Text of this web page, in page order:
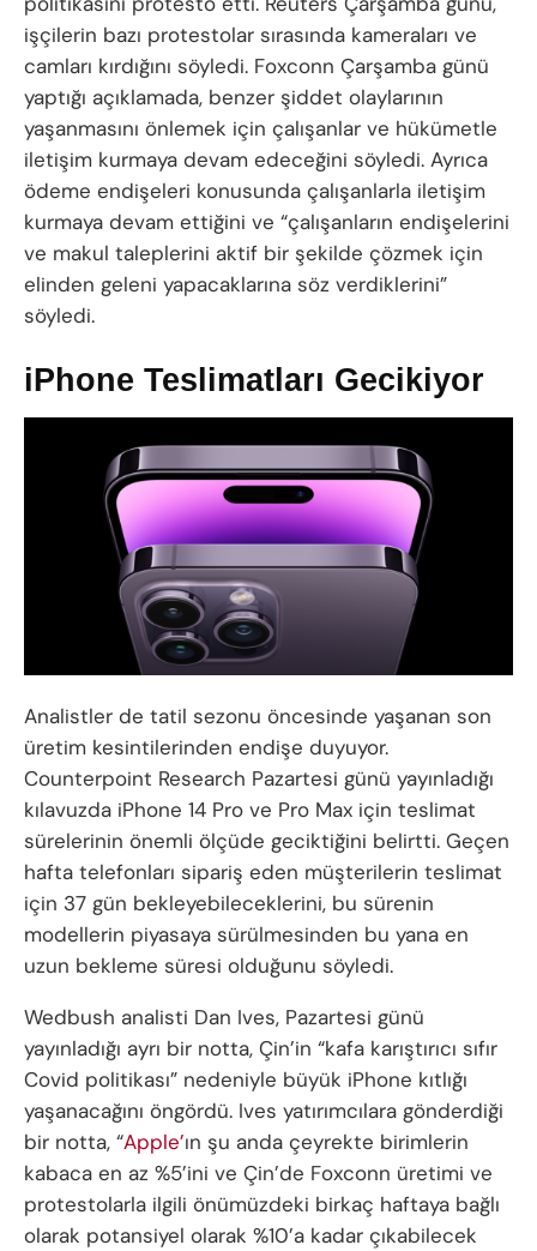
işçilerin bazı protestolar sırasında kameraları ve
camları kırdığını söyledi. Foxconn Çarşamba günü
yaptığı açıklamada, benzer şiddet olaylarının
yaşanmasını önlemek için çalışanlar ve hükümetle
iletişim kurmaya devam edeceğini söyledi. Ayrıca
ödeme endişeleri konusunda çalışanlarla iletişim
kurmaya devam ettiğini ve “çalışanların endişelerini
ve makul taleplerini aktif bir şekilde çözmek için
elinden geleni yapacaklarına söz verdiklerini”
söyledi.
iPhone Teslimatları Gecikiyor
Analistler de tatil sezonu öncesinde yaşanan son
üretim kesintilerinden endişe duyuyor.
Counterpoint Research Pazartesi günü yayınladığı
kılavuzda iPhone 14 Pro ve Pro Max için teslimat
sürelerinin önemli ölçüde geciktiğini belirtti. Geçen
hafta telefonları sipariş eden müşterilerin teslimat
için 37 gün bekleyebileceklerini, bu sürenin
modellerin piyasaya sürülmesinden bu yana en
uzun bekleme süresi olduğunu söyledi.
Wedbush analisti Dan Ives, Pazartesi günü
yayınladığı ayrı bir notta, Çin’in “kafa karıştırıcı sıfır
Covid politikası” nedeniyle büyük iPhone kıtlığı
yaşanacağını öngördü. Ives yatırımcılara gönderdiği
bir notta, “Apple’ın şu anda çeyrekte birimlerin
kabaca en az %5’ini ve Çin’de Foxconn üretimi ve
protestolarla ilgili önümüzdeki birkaç haftaya bağlı
olarak potansiyel olarak %10’a kadar çıkabilecek